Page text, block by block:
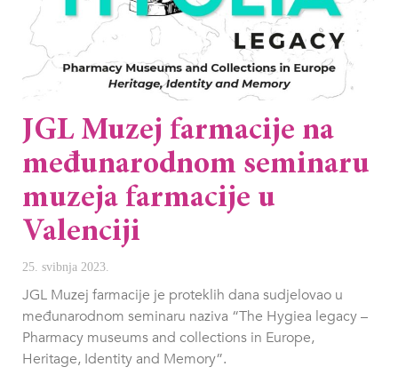
JGL Muzej farmacije na
međunarodnom seminaru
muzeja farmacije u
Valenciji
25. svibnja 2023.
JGL Muzej farmacije je proteklih dana sudjelovao u
međunarodnom seminaru naziva “The Hygiea legacy –
Pharmacy museums and collections in Europe,
Heritage, Identity and Memory”.